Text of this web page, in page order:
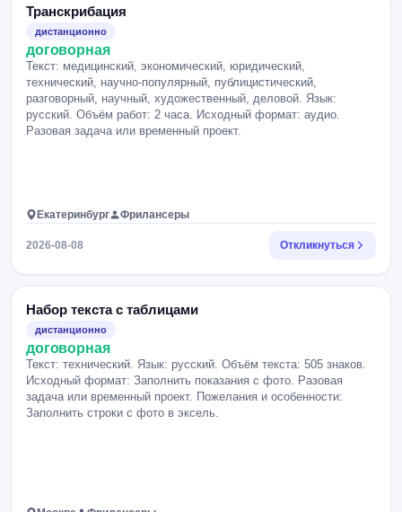
Транскрибация
дистанционно
договорная
Текст: медицинский, экономический, юридический,
технический, научно-популярный, публицистический,
разговорный, научный, художественный, деловой. Язык:
русский. Объём работ: 2 часа. Исходный формат: аудио.
Разовая задача или временный проект.
Екатеринбург Фрилансеры
2026-08-08 Откликнуться
Набор текста с таблицами
дистанционно
договорная
Текст: технический. Язык: русский. Объём текста: 505 знаков.
Исходный формат: Заполнить показания с фото. Разовая
задача или временный проект. Пожелания и особенности:
Заполнить строки с фото в эксель.